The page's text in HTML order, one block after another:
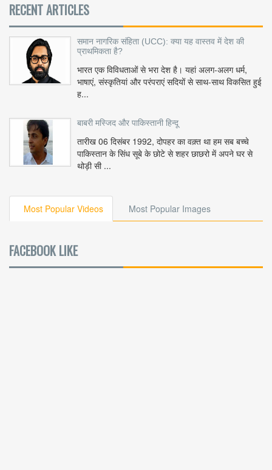
RECENT ARTICLES
समान नागरिक संहिता (UCC): क्या यह वास्तव में देश की
प्राथमिकता है?
भारत एक विविधताओं से भरा देश है। यहां अलग-अलग धर्म,
भाषाएं, संस्कृतियां और परंपराएं सदियों से साथ-साथ विकसित हुई
ह...
बाबरी मस्जिद और पाकिस्तानी हिन्दू
तारीख 06 दिसंबर 1992, दोपहर का वक़्त था हम सब बच्चे
पाकिस्तान के सिंध सूबे के छोटे से शहर छाछरो में अपने घर से
थोड़ी सी ...
Most Popular Videos Most Popular Images
FACEBOOK LIKE